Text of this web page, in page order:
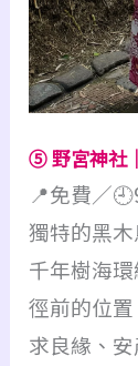
⑤ 野宮神社
📍免費／
獨特的黑
千年樹海
徑前的位
求良緣、